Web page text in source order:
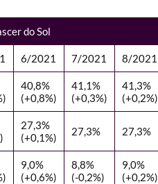
do Sol
6/2021 7/2021 8/2021
40,8%
(+0,8%)
41,1%
(+0,3%)
41,3%
(+0,2%)
27,3%
(+0,1%)
27,3% 27,3%
9,0%
(+0,6%)
8,8%
(-0,2%)
9,0%
(+0,2%)